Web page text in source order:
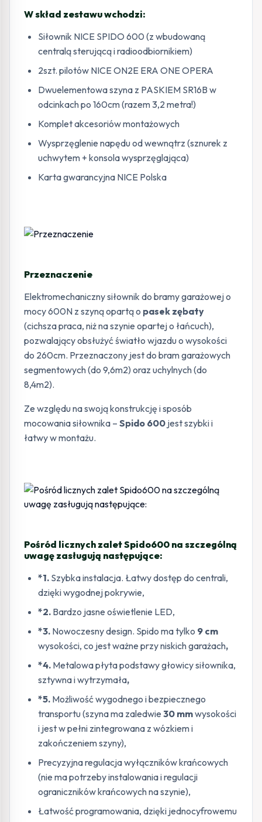
W skład zestawu wchodzi:
Siłownik NICE SPIDO 600 (z wbudowaną
centralą sterującą i radioodbiornikiem)
2szt. pilotów NICE ON2E ERA ONE OPERA
Dwuelementowa szyna z PASKIEM SR16B w
odcinkach po 160cm (razem 3,2 metra!)
Komplet akcesoriów montażowych
Wysprzęglenie napędu od wewnątrz (sznurek z
uchwytem + konsola wysprzęglająca)
Karta gwarancyjna NICE Polska
Przeznaczenie
Elektromechaniczny siłownik do bramy garażowej o
mocy 600N z szyną opartą o pasek zębaty
(cichsza praca, niż na szynie opartej o łańcuch),
pozwalający obsłużyć światło wjazdu o wysokości
do 260cm. Przeznaczony jest do bram garażowych
segmentowych (do 9,6m2) oraz uchylnych (do
8,4m2).
Ze względu na swoją konstrukcję i sposób
mocowania siłownika – Spido 600 jest szybki i
łatwy w montażu.
Pośród licznych zalet Spido600 na szczególną
uwagę zasługują następujące:
*1. Szybka instalacja. Łatwy dostęp do centrali,
dzięki wygodnej pokrywie,
*2. Bardzo jasne oświetlenie LED,
*3. Nowoczesny design. Spido ma tylko 9 cm
wysokości, co jest ważne przy niskich garażach,
*4. Metalowa płyta podstawy głowicy siłownika,
sztywna i wytrzymała,
*5. Możliwość wygodnego i bezpiecznego
transportu (szyna ma zaledwie 30 mmwysokości
i jest w pełni zintegrowana z wózkiem i
zakończeniem szyny),
Precyzyjna regulacja wyłączników krańcowych
(nie ma potrzeby instalowania i regulacji
ograniczników krańcowych na szynie),
Łatwość programowania, dzięki jednocyfrowemu